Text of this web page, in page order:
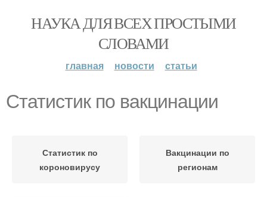
НАУКА ДЛЯ ВСЕХ ПРОСТЫМИ
СЛОВАМИ
главная новости статьи
Статистик по вакцинации
Статистик по
короновирусу
Вакцинации по
регионам